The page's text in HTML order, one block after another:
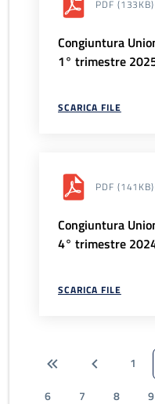
PDF (133KB)
Congiuntura
1° trimestre
SCARICA FILE
PDF (141KB)
Congiuntura
4° trimestre
SCARICA FILE
1
6
7 8 9